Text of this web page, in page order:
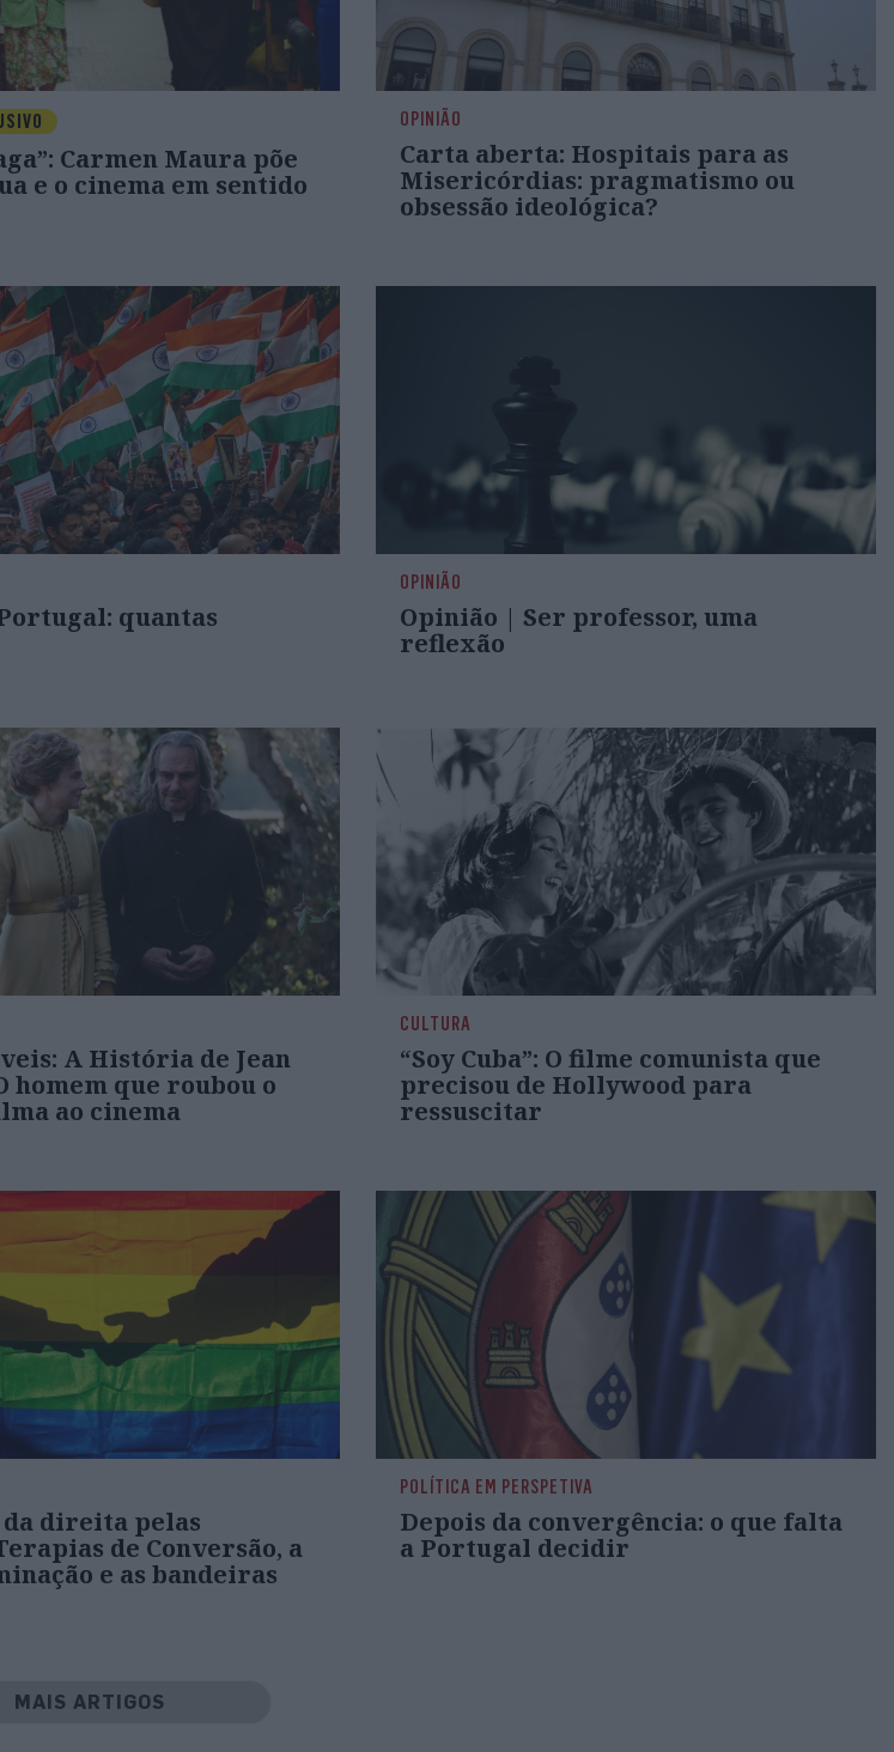
Carmen Maura põe
e o cinema em sentido
OPINIÃO
Carta aberta: Hospitais para as
Misericórdias: pragmatismo ou
obsessão ideológica?
quantas
OPINIÃO
Opinião | Ser professor, uma
reflexão
A História de Jean
homem que roubou o
ao cinema
CULTURA
“Soy Cuba”: O filme comunista que
precisou de Hollywood para
ressuscitar
da direita pelas
de Conversão, a
e as bandeiras
POLÍTICA EM PERSPETIVA
Depois da convergência: o que falta
a Portugal decidir
MAIS ARTIGOS